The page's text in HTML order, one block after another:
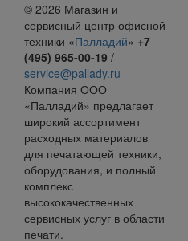
© 2026 Магазин и
сервисный центр офисной
техники «Палладий» +7
(495) 965-00-19 /
service@pallady.ru
Компания ООО
«Палладий» предлагает
широкий ассортимент
расходных материалов
для печатающей техники,
оборудования, и полный
комплекс
высококачественных
сервисных услуг в области
печати.